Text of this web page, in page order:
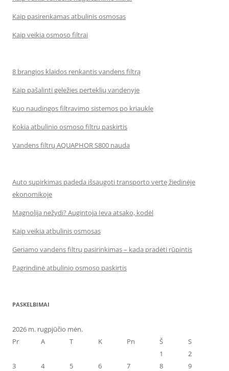
Kaip pasirenkamas atbulinis osmosas
Kaip veikia osmoso filtrai
8 brangios klaidos renkantis vandens filtrą
Kaip pašalinti geležies perteklių vandenyje
Kuo naudingos filtravimo sistemos po kriaukle
Kokia atbulinio osmoso filtrų paskirtis
Vandens filtrų AQUAPHOR S800 nauda
Auto supirkimas padeda išsaugoti transporto vertę žiedinėje
ekonomikoje
Magnolija nežydi? Augintoja Ieva atsako, kodėl
Kaip veikia atbulinis osmosas
Geriamo vandens filtrų pasirinkimas – kada pradėti rūpintis
Pagrindinė atbulinio osmoso paskirtis
PASKELBIMAI
2026 m. rugpjūčio mėn.
Pr
A T K Pn Š
S
1
2
3
4 5 6 7 8
9